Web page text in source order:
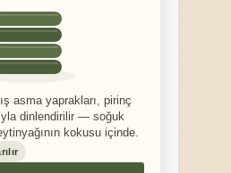
asma yaprakları, pirinç
dinlendirilir — soğuk
kokusu içinde.